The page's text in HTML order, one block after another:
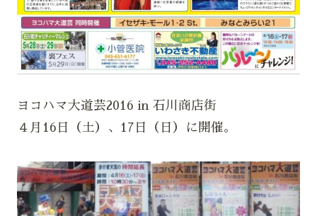
ヨコハマ大道芸2016 in 石川商店街
４月16日（土）、17日（日）に開催。